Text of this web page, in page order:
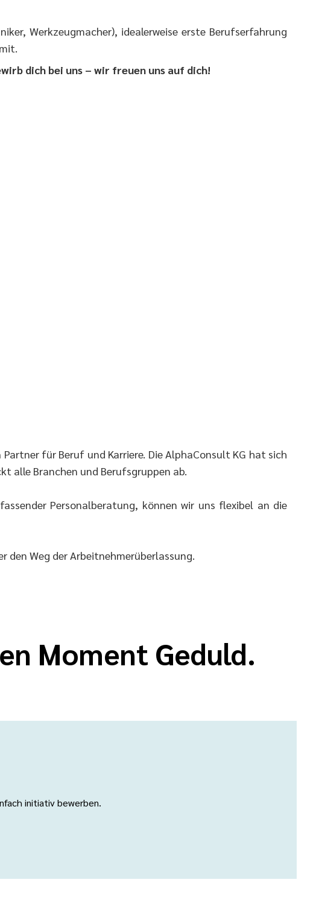
Werkzeugmacher), idealerweise erste Berufserfahrung
dich bei uns – wir freuen uns auf dich!
für Beruf und Karriere. Die AlphaConsult KG hat sich
alle Branchen und Berufsgruppen ab.
Personalberatung, können wir uns flexibel an die
den Weg der Arbeitnehmerüberlassung.
Moment Geduld.
initiativ bewerben.